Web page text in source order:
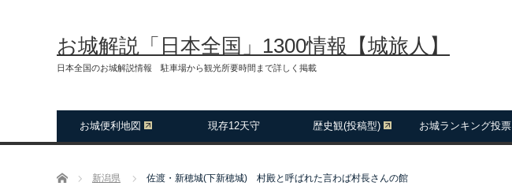
お城解説「日本全国」1300情報【城旅人】
日本全国のお城解説情報 駐車場から観光所要時間まで詳しく掲載
お城便利地図 現存12天守 歴史観(投稿型) お城ランキング投票
ホーム 新潟県 佐渡・新穂城(下新穂城) 村殿と呼ばれた言わば村長さんの館